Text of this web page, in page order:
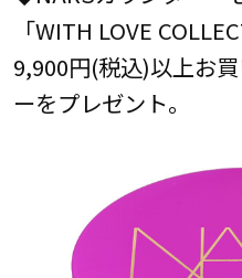
「WITH LOVE
9,900円(税込)以上お
ーをプレゼント。